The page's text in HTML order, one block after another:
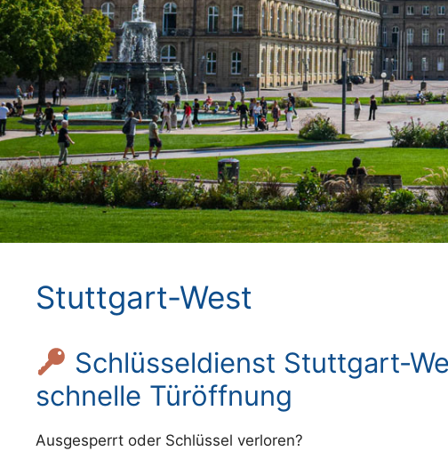
Stuttgart-West
Schlüsseldienst Stuttgart-
schnelle Türöffnung
Ausgesperrt oder Schlüssel verloren?